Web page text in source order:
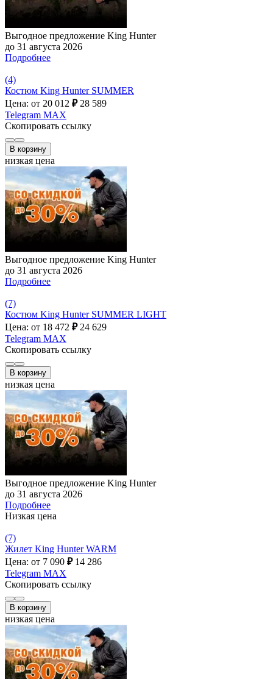
Выгодное предложение King Hunter
до 31 августа 2026
Подробнее
(4)
Костюм King Hunter SUMMER
Цена: от 20 012 ₽ 28 589
Telegram MAX
Скопировать ссылку
В корзину
низкая цена
Выгодное предложение King Hunter
до 31 августа 2026
Подробнее
(7)
Костюм King Hunter SUMMER LIGHT
Цена: от 18 472 ₽ 24 629
Telegram MAX
Скопировать ссылку
В корзину
низкая цена
Выгодное предложение King Hunter
до 31 августа 2026
Подробнее
Низкая цена
(7)
Жилет King Hunter WARM
Цена: от 7 090 ₽ 14 286
Telegram MAX
Скопировать ссылку
В корзину
низкая цена